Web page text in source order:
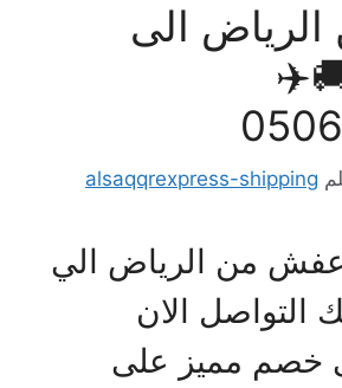
الى
alsaqqrexpress-
من الرياض الي
الان
مميز على